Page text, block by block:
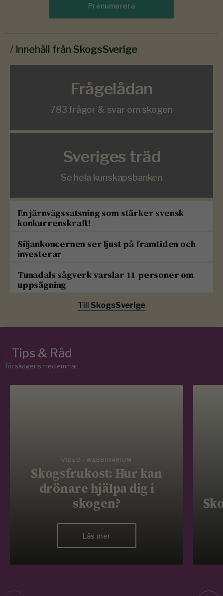
Prenumerera
/ Innehåll från SkogsSverige
Frågelådan
783 frågor & svar om skogen
Sveriges träd
Se hela kunskapsbanken
En järnvägssatsning som stärker svensk
konkurrenskraft!
Siljankoncernen ser ljust på framtiden och
investerar
Tunadals sågverk varslar 11 personer om
uppsägning
Till SkogsSverige
/Tips & Råd
för skogens medlemmar
VIDEO - WEBBINARIUM
Skogsfrukost: Hur kan
drönare hjälpa dig i
skogen?
Läs mer